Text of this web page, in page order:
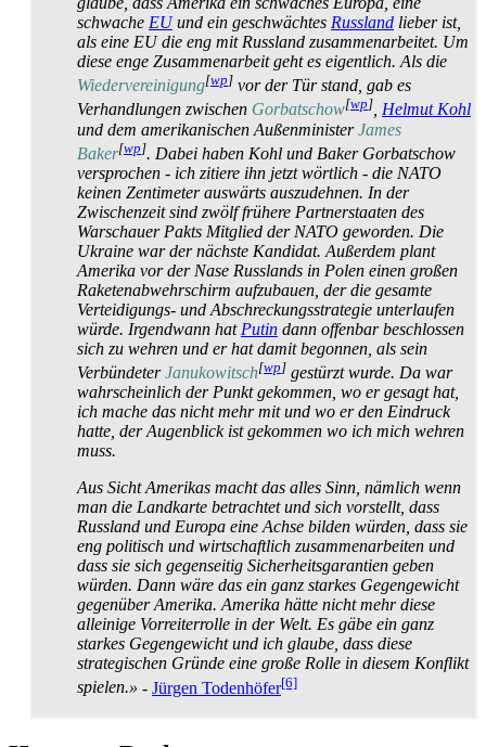
schwache EUund ein geschwächtes Russland lieber ist,
als eine EU die eng mit Russland zusammen­arbeitet. Um
diese enge Zusammen­arbeit geht es eigentlich. Als die
Wieder­vereinigung[wp] vor der Tür stand, gab es
Verhandlungen zwischen Gorbatschow[wp], Helmut Kohl
und dem amerikanischen Außen­ministerJames
Baker[wp]. Dabei haben Kohl und Baker Gorbatschow
versprochen - ich zitiere ihn jetzt wörtlich - die NATO
keinen Zentimeter auswärts auszudehnen. In der
Zwischenzeit sind zwölf frühere Partner­staaten des
Warschauer Pakts Mitglied der NATO geworden. Die
Ukraine war der nächste Kandidat. Außerdem plant
Amerika vor der Nase Russlands in Polen einen großen
Raketen­abwehr­schirm aufzubauen, der die gesamte
Verteidigungs- und Abschreckungs­strategie unter­laufen
würde. Irgendwann hat Putin dann offenbar beschlossen
sich zu wehren und er hat damit begonnen, als sein
VerbündeterJanukowitsch[wp] gestürzt wurde. Da war
wahrscheinlich der Punkt gekommen, wo er gesagt hat,
ich mache das nicht mehr mit und wo er den Eindruck
hatte, der Augenblick ist gekommen wo ich mich wehren
muss.
Aus Sicht Amerikas macht das alles Sinn, nämlich wenn
man die Landkarte betrachtet und sich vorstellt, dass
Russland und Europa eine Achse bilden würden, dass sie
eng politisch und wirtschaftlich zusammen­arbeiten und
dass sie sich gegenseitig Sicherheits­garantien geben
würden. Dann wäre das ein ganz starkes Gegengewicht
gegenüber Amerika. Amerika hätte nicht mehr diese
alleinige Vorreiter­rolle in der Welt. Es gäbe ein ganz
starkes Gegengewicht und ich glaube, dass diese
strategischen Gründe eine große Rolle in diesem Konflikt
spielen.» - Jürgen Todenhöfer[6]